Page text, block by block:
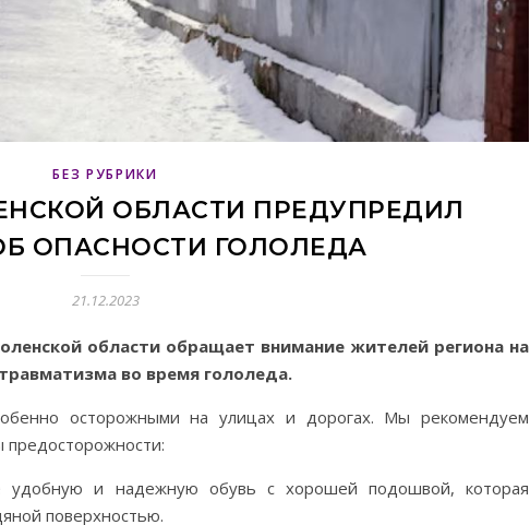
БЕЗ РУБРИКИ
ОБЛАСТИ ПРЕДУПРЕДИЛ
ОПАСНОСТИ ГОЛОЛЕДА
21.12.2023
области обращает внимание жителей региона на
во время гололеда.
осторожными на улицах и дорогах. Мы рекомендуем
удобную и надежную обувь с хорошей подошвой, которая
поверхностью.